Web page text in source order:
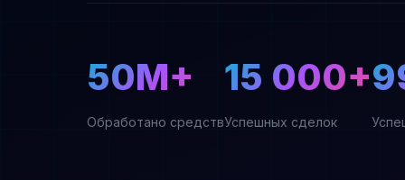
50M+
Обработано средств
15 000+
Успешных сделок